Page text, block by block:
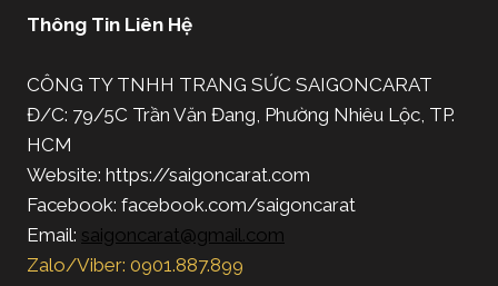
Thông Tin Liên Hệ
CÔNG TY TNHH TRANG SỨC SAIGONCARAT
Đ/C: 79/5C Trần Văn Đang, Phường Nhiêu Lộc, TP.
HCM
Website: https://saigoncarat.com
Facebook: facebook.com/saigoncarat
Email: saigoncarat@gmail.com
Zalo/Viber: 0901.887.899